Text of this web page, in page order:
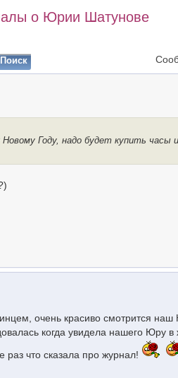
о Юрии Шатунове
Году, надо будет купить часы
очень красиво смотрится
когда увидела нашего Юру
что сказала про журнал!